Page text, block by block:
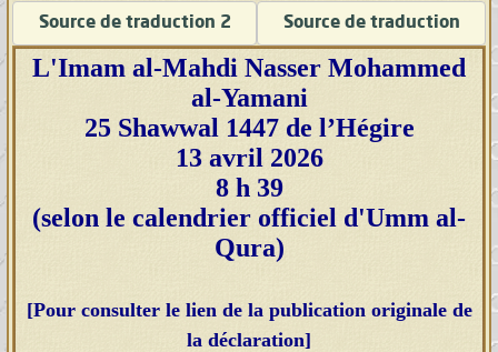
Source de traduction
Source de traduction 2
L'Imam al-Mahdi Nasser Mohammed
al-Yamani
25 Shawwal 1447 de l’Hégire
13 avril 2026
8 h 39
(selon le calendrier officiel d'Umm al-
Qura)
[Pour consulter le lien de la publication originale de
la déclaration]